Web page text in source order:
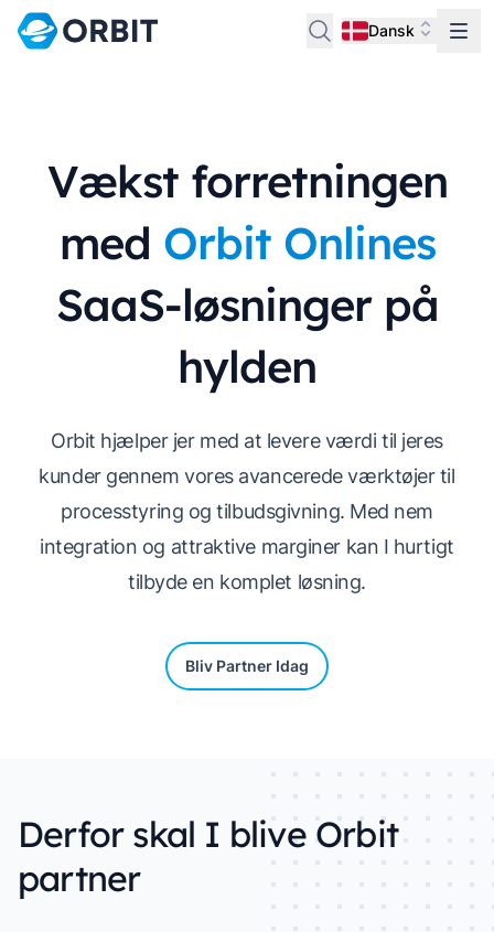
Dansk
Vækst forretningen
med Orbit Onlines
SaaS-løsninger på
hylden
Orbit hjælper jer med at levere værdi til jeres
kunder gennem vores avancerede værktøjer til
processtyring og tilbudsgivning. Med nem
integration og attraktive marginer kan I hurtigt
tilbyde en komplet løsning.
Bliv Partner Idag
Derfor skal I blive Orbit
partner